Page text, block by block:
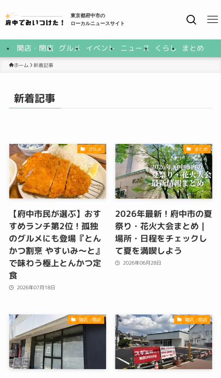
東京都府中市の
ローカルニュースサイト
開店・閉店 グルメ イベント ニュース くらし まとめ
ホーム 新着記事
新着記事
グルメ
【府中市民が選ぶ】おす
すめランチ第2位！孤独
のグルメにも登場『とん
かつ割烹 やすいみ〜と』
で味わう極上とんかつ定
食
2026年07月18日
まとめ
2026年最新！府中市の夏
祭り・花火大会まとめ｜
場所・日程をチェックし
て夏を満喫しよう
2026年06月28日
開店・閉店 開店・閉店